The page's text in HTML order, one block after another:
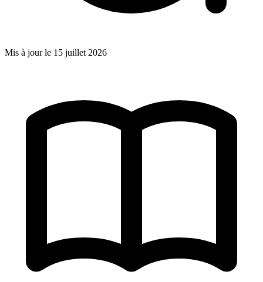
Mis à jour le 15 juillet 2026